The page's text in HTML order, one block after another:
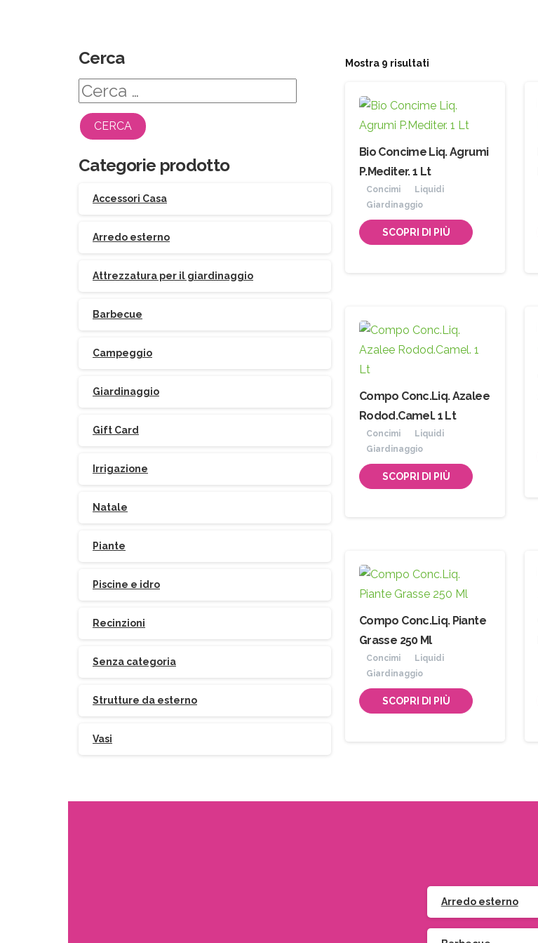
Mostra 9 risultati
Bio Concime Liq. Agrumi
P.Mediter. 1 Lt
Concimi
Liquidi
Giardinaggio
SCOPRI DI PIÙ
Compo Conc.Liq. Azalee
Rodod.Camel. 1 Lt
Concimi
Liquidi
Giardinaggio
SCOPRI DI PIÙ
Compo Conc.Liq. Piante
Grasse 250 Ml
Concimi
Liquidi
Giardinaggio
SCOPRI DI PIÙ
Cerca
Ricerca
per:
Categorie prodotto
Accessori Casa
Arredo esterno
Attrezzatura per il giardinaggio
Barbecue
Campeggio
Giardinaggio
Gift Card
Irrigazione
Natale
Piante
Piscine e idro
Recinzioni
Senza categoria
Strutture da esterno
Vasi
Arredo esterno